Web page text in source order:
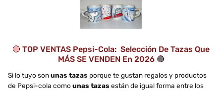
🔴 TOP VENTAS Pepsi-Cola: Selección De Tazas Que
MÁS SE VENDEN En 2026 🔴
Si lo tuyo sonunas tazas porque te gustan regalos y productos
de Pepsi-cola comounas tazas están de igual forma entre los